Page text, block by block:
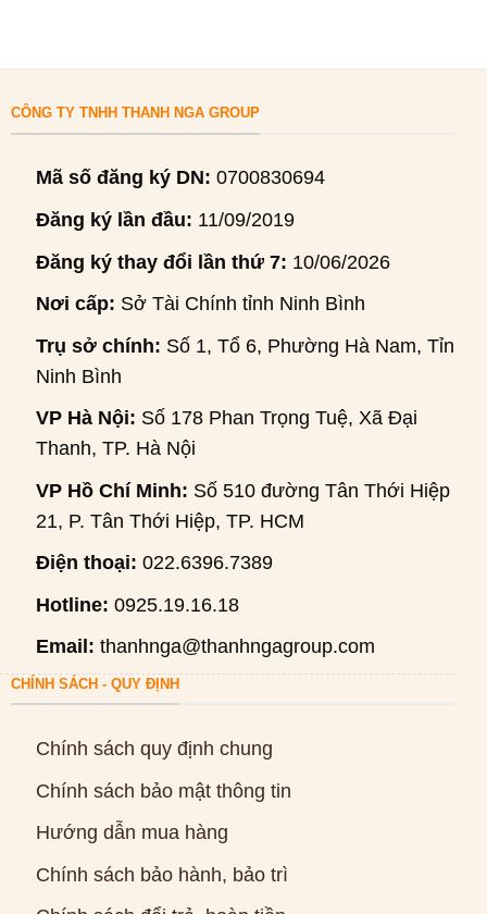
CÔNG TY TNHH THANH NGA GROUP
Mã số đăng ký DN: 0700830694
Đăng ký lần đầu: 11/09/2019
Đăng ký thay đổi lần thứ 7: 10/06/2026
Nơi cấp: Sở Tài Chính tỉnh Ninh Bình
Trụ sở chính: Số 1, Tổ 6, Phường Hà Nam, Tỉnh
Ninh Bình
VP Hà Nội: Số 178 Phan Trọng Tuệ, Xã Đại
Thanh, TP. Hà Nội
VP Hồ Chí Minh: Số 510 đường Tân Thới Hiệp
21, P. Tân Thới Hiệp, TP. HCM
Điện thoại: 022.6396.7389
Hotline: 0925.19.16.18
Email: thanhnga@thanhngagroup.com
CHÍNH SÁCH - QUY ĐỊNH
Chính sách quy định chung
Chính sách bảo mật thông tin
Hướng dẫn mua hàng
Chính sách bảo hành, bảo trì